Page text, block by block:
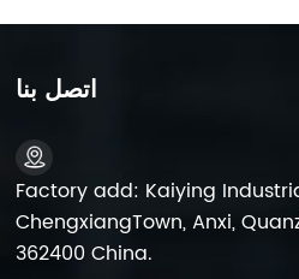
اتصل بنا
Factory add: Kaiying
ChengxiangTown, Anxi,
362400 China.